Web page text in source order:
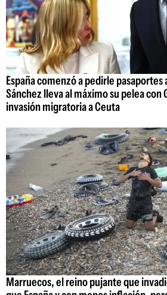
España comenzó a pedirle pasaportes
Sánchez lleva al máximo su pelea con
invasión migratoria a Ceuta
Marruecos, el reino pujante que